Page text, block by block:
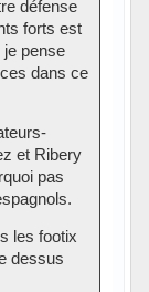
défense
forts est
je pense
dans ce
et Ribery
pas
les footix
dessus